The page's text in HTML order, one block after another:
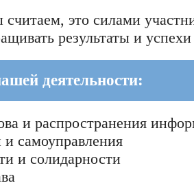
считаем, это силами
результаты и
деятельности:
и распространения
и самоуправления
и солидарности